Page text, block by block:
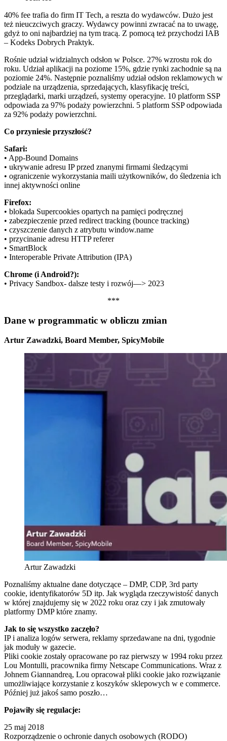
40% fee trafia do firm IT Tech, a reszta do wydawców. Dużo jest
też nieuczciwych graczy. Wydawcy powinni zwracać na to uwagę,
gdyż to oni najbardziej na tym tracą. Z pomocą też przychodzi IAB
– Kodeks Dobrych Praktyk.
Rośnie udział widzialnych odsłon w Polsce. 27% wzrostu rok do
roku. Udział aplikacji na poziome 15%, gdzie rynki zachodnie są na
poziomie 24%. Następnie poznaliśmy udział odsłon reklamowych w
podziale na urządzenia, sprzedających, klasyfikację treści,
przeglądarki, marki urządzeń, systemy operacyjne. 10 platform SSP
odpowiada za 97% podaży powierzchni. 5 platform SSP odpowiada
za 92% podaży powierzchni.
Co przyniesie przyszłość?
Safari:
• App-Bound Domains
• ukrywanie adresu IP przed znanymi firmami śledzącymi
• ograniczenie wykorzystania maili użytkowników, do śledzenia ich
innej aktywności online
Firefox:
• blokada Supercookies opartych na pamięci podręcznej
• zabezpieczenie przed redirect tracking (bounce tracking)
• czyszczenie danych z atrybutu window.name
• przycinanie adresu HTTP referer
• SmartBlock
• Interoperable Private Attribution (IPA)
Chrome (i Android?):
• Privacy Sandbox- dalsze testy i rozwój—> 2023
***
Dane w programmatic w obliczu zmian
Artur Zawadzki, Board Member, SpicyMobile
Artur Zawadzki
Poznaliśmy aktualne dane dotyczące – DMP, CDP, 3rd party
cookie, identyfikatorów 5D itp. Jak wygląda rzeczywistość danych
w której znajdujemy się w 2022 roku oraz czy i jak zmutowały
platformy DMP które znamy.
Jak to się wszystko zaczęło?
IP i analiza logów serwera, reklamy sprzedawane na dni, tygodnie
jak moduły w gazecie.
Pliki cookie zostały opracowane po raz pierwszy w 1994 roku przez
Lou Montulli, pracownika firmy Netscape Communications. Wraz z
Johnem Giannandreą, Lou opracował pliki cookie jako rozwiązanie
umożliwiające korzystanie z koszyków sklepowych w e commerce.
Później już jakoś samo poszło…
Pojawiły się regulacje:
25 maj 2018
Rozporządzenie o ochronie danych osobowych (RODO)